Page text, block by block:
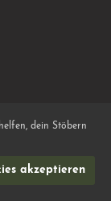
dein Stöbern
akzeptieren